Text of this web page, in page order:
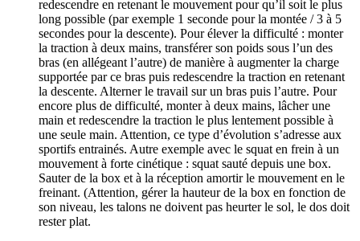
redescendre en retenant le mouvement pour qu’il soit le plus
long possible (par exemple 1 seconde pour la montée / 3 à 5
secondes pour la descente). Pour élever la difficulté : monter
la traction à deux mains, transférer son poids sous l’un des
bras (en allégeant l’autre) de manière à augmenter la charge
supportée par ce bras puis redescendre la traction en retenant
la descente. Alterner le travail sur un bras puis l’autre. Pour
encore plus de difficulté, monter à deux mains, lâcher une
main et redescendre la traction le plus lentement possible à
une seule main. Attention, ce type d’évolution s’adresse aux
sportifs entrainés. Autre exemple avec le squat en frein à un
mouvement à forte cinétique : squat sauté depuis une box.
Sauter de la box et à la réception amortir le mouvement en le
freinant. (Attention, gérer la hauteur de la box en fonction de
son niveau, les talons ne doivent pas heurter le sol, le dos doit
rester plat.